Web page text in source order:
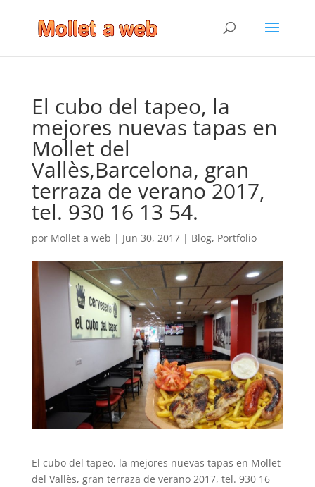
El cubo del tapeo, la
mejores nuevas tapas en
Mollet del
Vallès,Barcelona, gran
terraza de verano 2017,
tel. 930 16 13 54.
por Mollet a web | Jun 30, 2017| Blog, Portfolio
El cubo del tapeo, la mejores nuevas tapas en Mollet
del Vallès, gran terraza de verano 2017, tel. 930 16